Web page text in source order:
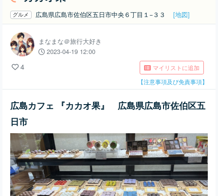
グルメ 広島県広島市佐伯区五日市中央６丁目１−３３ [地図]
まなまな＠旅行大好き
2023-04-19 12:00
4
マイリストに追加
【注意事項及び免責事項】
広島カフェ 『カカオ果』 広島県広島市佐伯区五
日市